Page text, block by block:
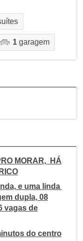
1garagem
MORAR, HÁ
e uma linda
dupla, 08
vagas de
do centro